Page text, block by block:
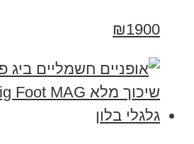
₪1900